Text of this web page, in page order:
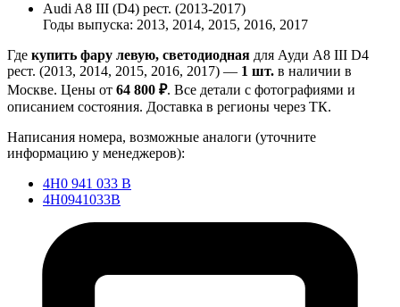
Audi A8 III (D4) рест. (2013-2017)
Годы выпуска: 2013, 2014, 2015, 2016, 2017
Где купить фару левую, светодиодная для Ауди A8 III D4
рест. (2013, 2014, 2015, 2016, 2017) — 1 шт. в наличии в
Москве. Цены от 64 800 ₽. Все детали с фотографиями и
описанием состояния. Доставка в регионы через ТК.
Написания номера, возможные аналоги (уточните
информацию у менеджеров):
4H0 941 033 B
4H0941033B